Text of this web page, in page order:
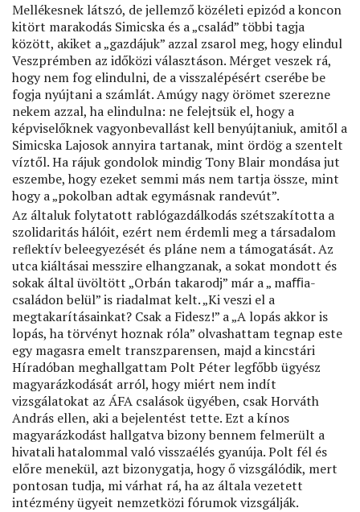
Mellékesnek látszó, de jellemző közéleti epizód a koncon
kitört marakodás Simicska és a „család” többi tagja
között, akiket a „gazdájuk” azzal zsarol meg, hogy elindul
Veszprémben az időközi választáson. Mérget veszek rá,
hogy nem fog elindulni, de a visszalépésért cserébe be
fogja nyújtani a számlát. Amúgy nagy örömet szerezne
nekem azzal, ha elindulna: ne felejtsük el, hogy a
képviselőknek vagyonbevallást kell benyújtaniuk, amitől a
Simicska Lajosok annyira tartanak, mint ördög a szentelt
víztől. Ha rájuk gondolok mindig Tony Blair mondása jut
eszembe, hogy ezeket semmi más nem tartja össze, mint
hogy a „pokolban adtak egymásnak randevút”.
Az általuk folytatott rablógazdálkodás szétszakította a
szolidaritás hálóit, ezért nem érdemli meg a társadalom
reﬂektív beleegyezését és pláne nem a támogatását. Az
utca kiáltásai messzire elhangzanak, a sokat mondott és
sokak által üvöltött „Orbán takarodj” már a „ maﬃa-
családon belül” is riadalmat kelt. „Ki veszi el a
megtakarításainkat? Csak a Fidesz!” a „A lopás akkor is
lopás, ha törvényt hoznak róla” olvashattam tegnap este
egy magasra emelt transzparensen, majd a kincstári
Híradóban meghallgattam Polt Péter legfőbb ügyész
magyarázkodását arról, hogy miért nem indít
vizsgálatokat az ÁFA csalások ügyében, csak Horváth
András ellen, aki a bejelentést tette. Ezt a kínos
magyarázkodást hallgatva bizony bennem felmerült a
hivatali hatalommal való visszaélés gyanúja. Polt fél és
előre menekül, azt bizonygatja, hogy ő vizsgálódik, mert
pontosan tudja, mi várhat rá, ha az általa vezetett
intézmény ügyeit nemzetközi fórumok vizsgálják.